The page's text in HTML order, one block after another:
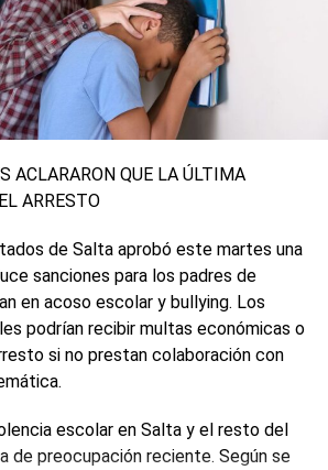
COVID-19
un brutal temporal
Pablo para una posible
ACLARARON QUE LA ÚLTIMA
ARRESTO
de Salta aprobó este martes una
sanciones para los padres de
en acoso escolar y bullying. Los
podrían recibir multas económicas o
si no prestan colaboración con
escolar en Salta y el resto del
de preocupación reciente. Según se